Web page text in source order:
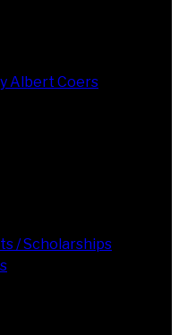
Albert Coers
/ Scholarships